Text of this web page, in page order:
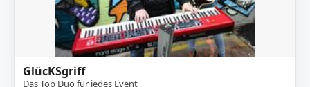
GlücKSgriff
Das Top Duo für jedes Event